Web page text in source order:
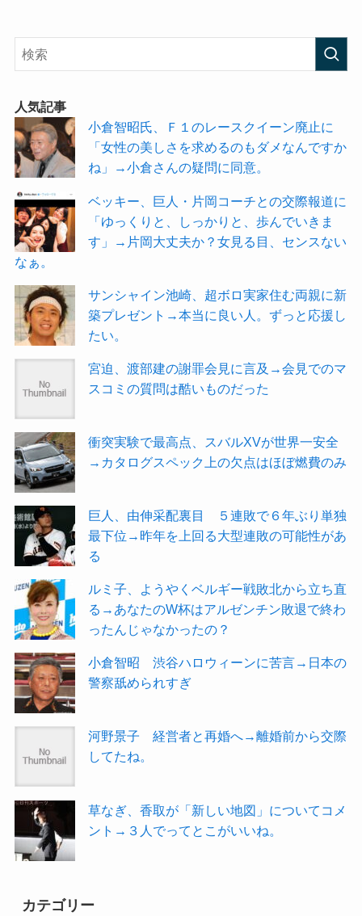
人気記事
小倉智昭氏、Ｆ１のレースクイーン廃止に
「女性の美しさを求めるのもダメなんですか
ね」→小倉さんの疑問に同意。
ベッキー、巨人・片岡コーチとの交際報道に
「ゆっくりと、しっかりと、歩んでいきま
す」→片岡大丈夫か？女見る目、センスない
なぁ。
サンシャイン池崎、超ボロ実家住む両親に新
築プレゼント→本当に良い人。ずっと応援し
たい。
宮迫、渡部建の謝罪会見に言及→会見でのマ
スコミの質問は酷いものだった
衝突実験で最高点、スバルXVが世界一安全
→カタログスペック上の欠点はほぼ燃費のみ
巨人、由伸采配裏目 ５連敗で６年ぶり単独
最下位→昨年を上回る大型連敗の可能性があ
る
ルミ子、ようやくベルギー戦敗北から立ち直
る→あなたのW杯はアルゼンチン敗退で終わ
ったんじゃなかったの？
小倉智昭 渋谷ハロウィーンに苦言→日本の
警察舐められすぎ
河野景子 経営者と再婚へ→離婚前から交際
してたね。
草なぎ、香取が「新しい地図」についてコメ
ント→３人でってとこがいいね。
カテゴリー